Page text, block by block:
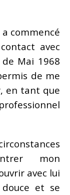
commencé
avec
Mai 1968
de me
en tant que
mon
avec lui
et se